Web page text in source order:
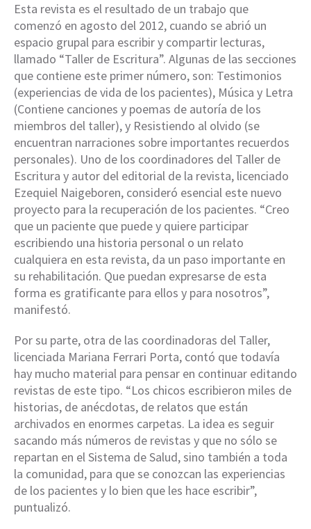
Esta revista es el resultado de un trabajo que
comenzó en agosto del 2012, cuando se abrió un
espacio grupal para escribir y compartir lecturas,
llamado “Taller de Escritura”. Algunas de las secciones
que contiene este primer número, son: Testimonios
(experiencias de vida de los pacientes), Música y Letra
(Contiene canciones y poemas de autoría de los
miembros del taller), y Resistiendo al olvido (se
encuentran narraciones sobre importantes recuerdos
personales). Uno de los coordinadores del Taller de
Escritura y autor del editorial de la revista, licenciado
Ezequiel Naigeboren, consideró esencial este nuevo
proyecto para la recuperación de los pacientes. “Creo
que un paciente que puede y quiere participar
escribiendo una historia personal o un relato
cualquiera en esta revista, da un paso importante en
su rehabilitación. Que puedan expresarse de esta
forma es gratificante para ellos y para nosotros”,
manifestó.
Por su parte, otra de las coordinadoras del Taller,
licenciada Mariana Ferrari Porta, contó que todavía
hay mucho material para pensar en continuar editando
revistas de este tipo. “Los chicos escribieron miles de
historias, de anécdotas, de relatos que están
archivados en enormes carpetas. La idea es seguir
sacando más números de revistas y que no sólo se
repartan en el Sistema de Salud, sino también a toda
la comunidad, para que se conozcan las experiencias
de los pacientes y lo bien que les hace escribir”,
puntualizó.